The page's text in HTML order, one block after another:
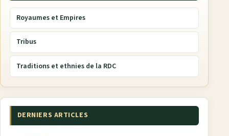
Royaumes et Empires
Tribus
Traditions et ethnies de la RDC
DERNIERS ARTICLES